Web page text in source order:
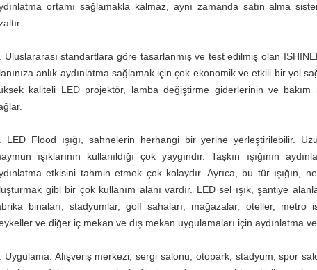
ortamı sağlamakla kalmaz, aynı zamanda satın alma
Uluslararası standartlara göre tasarlanmış ve test edilmiş olan
anlık aydınlatma sağlamak için çok ekonomik ve etkili bir yol
kaliteli LED projektör, lamba değiştirme giderlerinin ve bakım
LED Flood ışığı, sahnelerin herhangi bir yerine yerleştirilebilir.
ışıklarının kullanıldığı çok yaygındır. Taşkın ışığının
etkisini tahmin etmek çok kolaydır. Ayrıca, bu tür ışığın,
gibi bir çok kullanım alanı vardır. LED sel ışık, şantiye
binaları, stadyumlar, golf sahaları, mağazalar, oteller, metro
ve diğer iç mekan ve dış mekan uygulamaları için aydınlatma
Uygulama: Alışveriş merkezi, sergi salonu, otopark, stadyum, spor